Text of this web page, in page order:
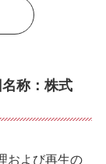
称：株式
および再生の